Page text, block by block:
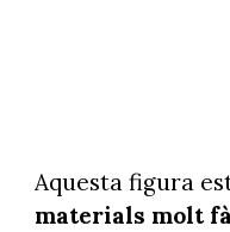
Aquesta figura
materials molt